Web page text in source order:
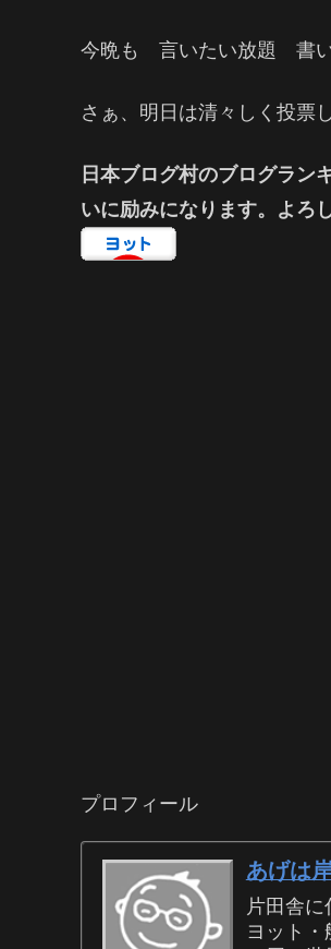
今晩も 言いたい放題 書い
さぁ、明日は清々しく投票
日本ブログ村のブログラン
いに励みになります。よろ
プロフィール
あげは
片田舎
ヨット